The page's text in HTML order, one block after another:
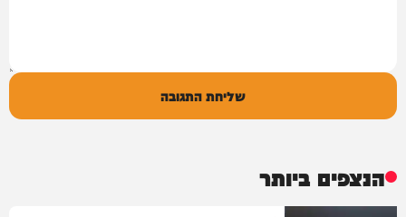
שליחת התגובה
הנצפים ביותר